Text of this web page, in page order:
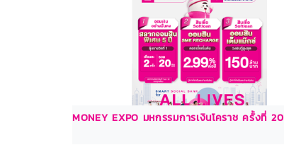
MONEY EXPO มหกรรมการเงินโคราช ครั้งที่ 20